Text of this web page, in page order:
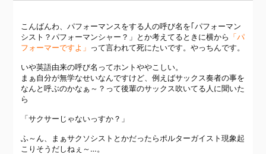
こんばんわ、パフォーマンスをする人の呼び名を｢パフォーマン
シスト？パフォーマンシャー？」とか考えてるときに横から 「パ
フォーマーですよ」 って言われて死にたいです。やっちんです。
いや英語由来の呼び名ってホントややこしい。
まぁ自分が無学なせいなんですけど、例えばサックス奏者の事を
なんと呼ぶのかなぁ～？って後輩のサックス吹いてる人に聞いた
ら
「サクサーじゃないっすか？」
ふ～ん、まぁサクソシストとかだったらポルターガイスト現象起
こりそうだしねぇ～…。